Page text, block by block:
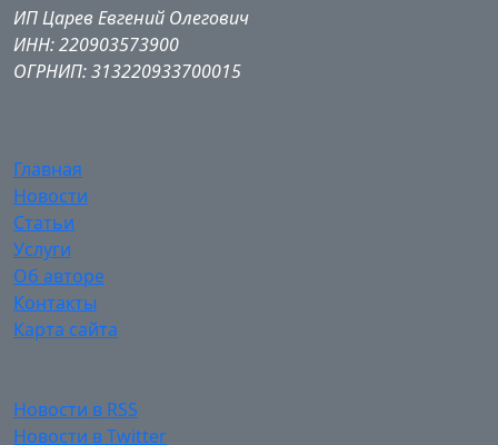
ИП Царев Евгений Олегович
ИНН: 220903573900
ОГРНИП: 313220933700015
Главная
Новости
Статьи
Услуги
Об авторе
Контакты
Карта сайта
Новости в RSS
Новости в Twitter